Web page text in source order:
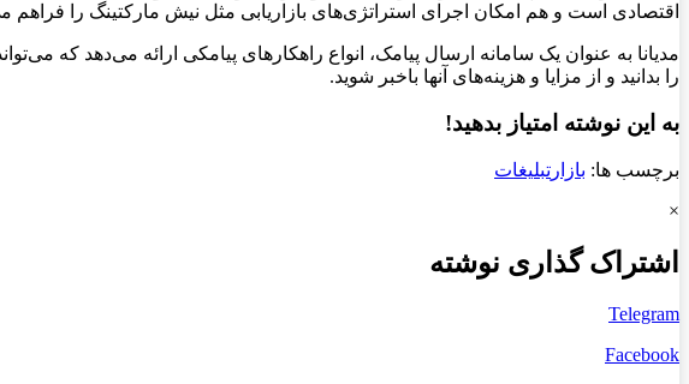
اقتصادی است و هم امکان اجرای استراتژی‌های بازاریابی مثل نیش مارکتینگ را فراهم
مدیانا به عنوان یک سامانه ارسال پیامک، انواع راهکارهای پیامکی ارائه می‌دهد که
را بدانید و از مزایا و هزینه‌های آنها باخبر شوید.
به این نوشته امتیاز بدهید!
برچسب ها: بازار تبلیغات
×
اشتراک گذاری نوشته
Telegram
Facebook